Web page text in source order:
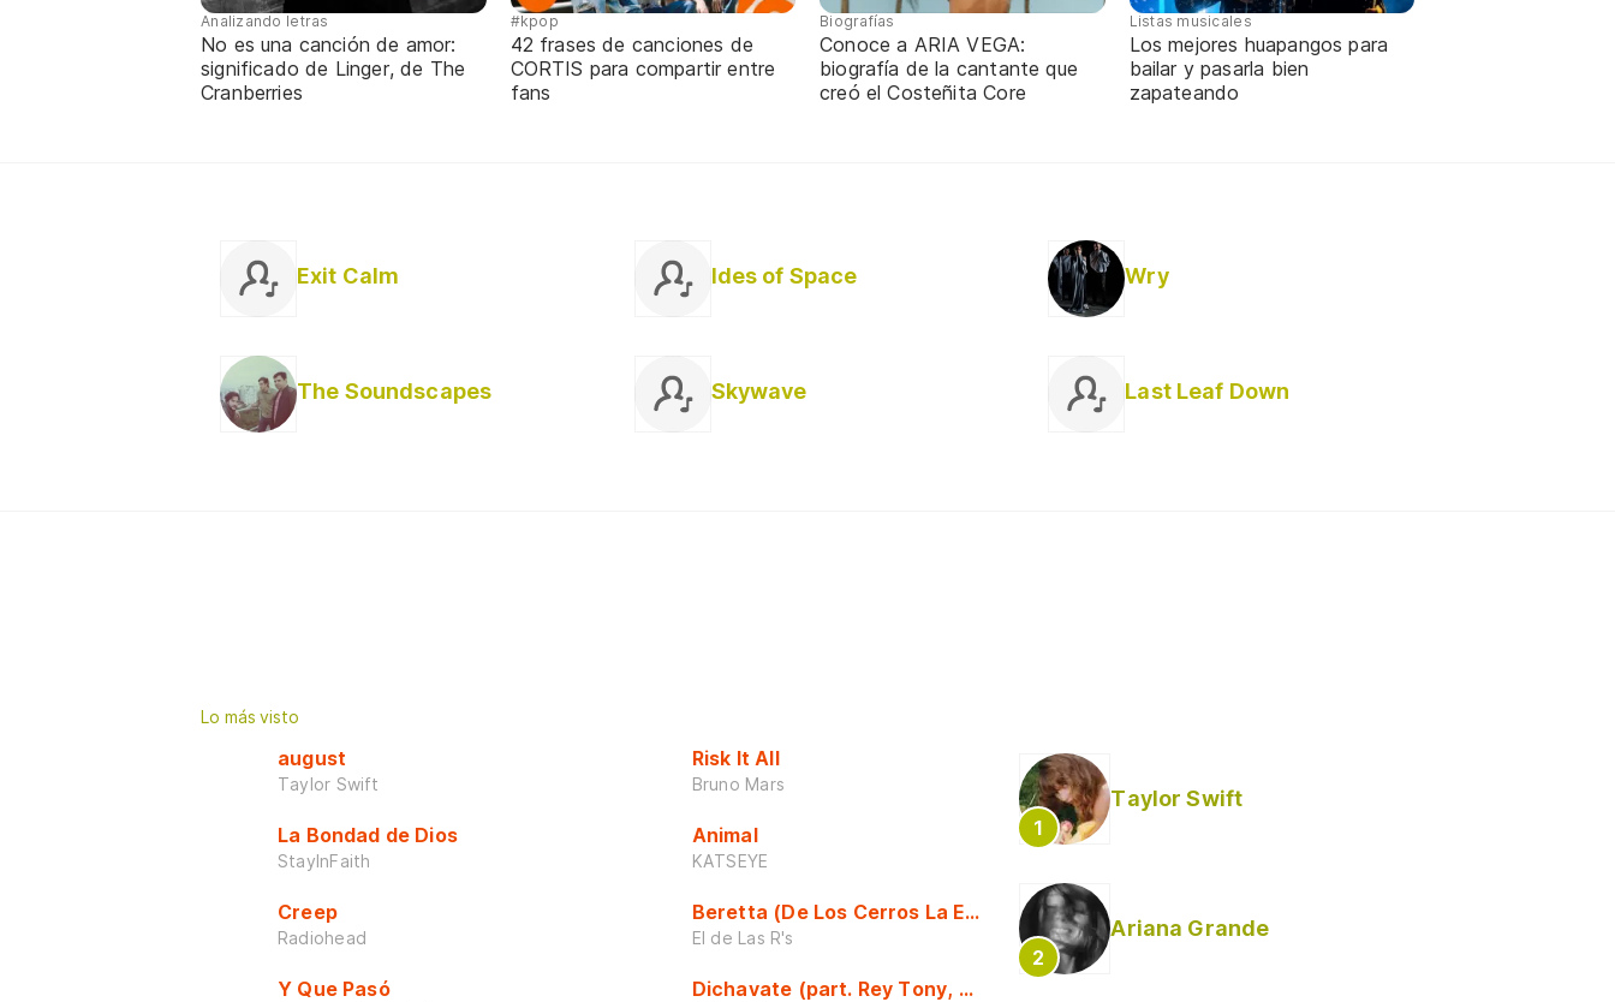
Analizando letras
No es una canción de amor:
significado de Linger, de The
Cranberries
#kpop
42 frases de canciones de
CORTIS para compartir entre
fans
Biografías
Conoce a ARIA VEGA:
biografía de la cantante que
creó el Costeñita Core
Listas musicales
Los mejores huapangos para
bailar y pasarla bien
zapateando
Exit Calm Ides of Space Wry
The Soundscapes Skywave Last Leaf Down
Lo más visto
august
Taylor Swift
La Bondad de Dios
StayInFaith
Creep
Radiohead
Y Que Pasó
Risk It All
Bruno Mars
Animal
KATSEYE
Beretta (De Los Cerros La Escuela)
El de Las R's
Dichavate (part. Rey Tony, Dj Honda y Helabusador) [explícita]
Taylor Swift
Ariana Grande